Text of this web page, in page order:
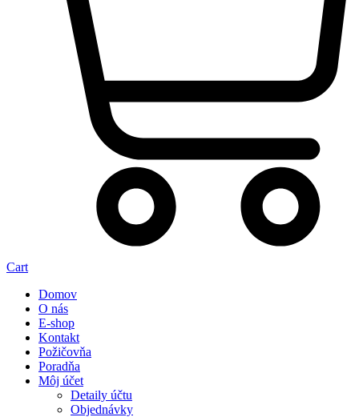
Cart
Domov
O nás
E-shop
Kontakt
Požičovňa
Poradňa
Môj účet
Detaily účtu
Objednávky